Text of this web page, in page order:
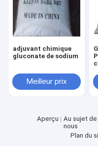
Tous les cas
Édulcorant naturel
Édulcorant
Substitut
adjuvant chimique
gluconate de sodium
Meilleur prix
Aperçu
Au sujet de
nous
Plan du